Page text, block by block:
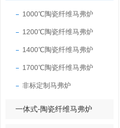
1000℃陶瓷纤维马弗炉
1200℃陶瓷纤维马弗炉
1400℃陶瓷纤维马弗炉
1700℃陶瓷纤维马弗炉
非标定制马弗炉
一体式-陶瓷纤维马弗炉